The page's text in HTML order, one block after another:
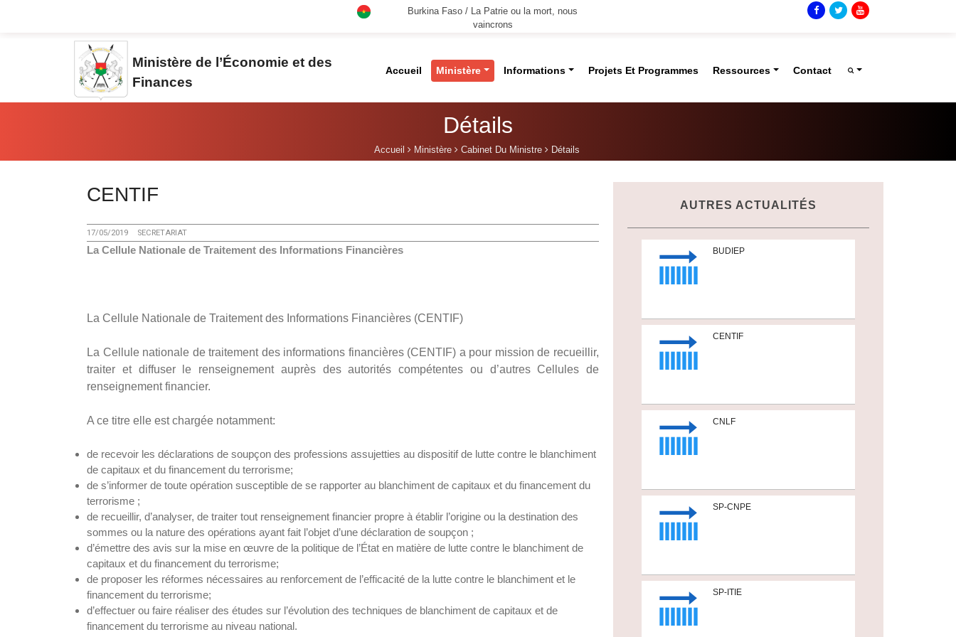
Burkina Faso / La Patrie ou la mort, nous
vaincrons
Ministère de l’Économie et des
Finances
Accueil Ministère Informations Projets Et Programmes Ressources Contact
Détails
Accueil Ministère Cabinet Du Ministre Détails
CENTIF
17/05/2019 SECRETARIAT
La Cellule Nationale de Traitement des Informations Financières
La Cellule Nationale de Traitement des Informations Financières (CENTIF)
La Cellule nationale de traitement des informations financières (CENTIF) a pour mission de recueillir,
traiter et diffuser le renseignement auprès des autorités compétentes ou d’autres Cellules de
renseignement financier.
A ce titre elle est chargée notamment:
de recevoir les déclarations de soupçon des professions assujetties au dispositif de lutte contre le blanchiment
de capitaux et du financement du terrorisme;
de s’informer de toute opération susceptible de se rapporter au blanchiment de capitaux et du financement du
terrorisme ;
de recueillir, d’analyser, de traiter tout renseignement financier propre à établir l’origine ou la destination des
sommes ou la nature des opérations ayant fait l’objet d’une déclaration de soupçon ;
d’émettre des avis sur la mise en œuvre de la politique de l’État en matière de lutte contre le blanchiment de
capitaux et du financement du terrorisme;
de proposer les réformes nécessaires au renforcement de l’efficacité de la lutte contre le blanchiment et le
financement du terrorisme;
d’effectuer ou faire réaliser des études sur l’évolution des techniques de blanchiment de capitaux et de
financement du terrorisme au niveau national.
AUTRES ACTUALITÉS
BUDIEP
CENTIF
CNLF
SP-CNPE
SP-ITIE